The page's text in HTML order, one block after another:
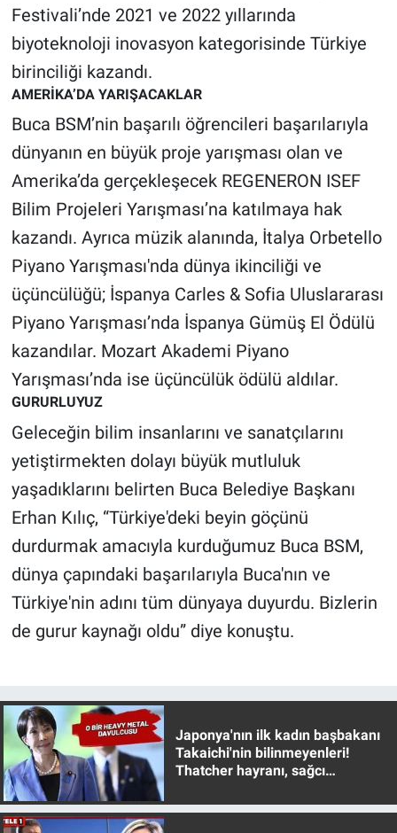
Festivali’nde 2021 ve 2022 yıllarında
biyoteknoloji inovasyon kategorisinde Türkiye
birinciliği kazandı.
AMERİKA’DA YARIŞACAKLAR
Buca BSM’nin başarılı öğrencileri başarılarıyla
dünyanın en büyük proje yarışması olan ve
Amerika’da gerçekleşecek REGENERON ISEF
Bilim Projeleri Yarışması’na katılmaya hak
kazandı. Ayrıca müzik alanında, İtalya Orbetello
Piyano Yarışması'nda dünya ikinciliği ve
üçüncülüğü; İspanya Carles & Sofia Uluslararası
Piyano Yarışması’nda İspanya Gümüş El Ödülü
kazandılar. Mozart Akademi Piyano
Yarışması’nda ise üçüncülük ödülü aldılar.
GURURLUYUZ
Geleceğin bilim insanlarını ve sanatçılarını
yetiştirmekten dolayı büyük mutluluk
yaşadıklarını belirten Buca Belediye Başkanı
Erhan Kılıç, “Türkiye'deki beyin göçünü
durdurmak amacıyla kurduğumuz Buca BSM,
dünya çapındaki başarılarıyla Buca'nın ve
Türkiye'nin adını tüm dünyaya duyurdu. Bizlerin
de gurur kaynağı oldu” diye konuştu.
Japonya'nın ilk kadın başbakanı
Takaichi'nin bilinmeyenleri!
Thatcher hayranı, sağcı
Yerel Gündem
Yerel Yaşam
Canlı Yayın